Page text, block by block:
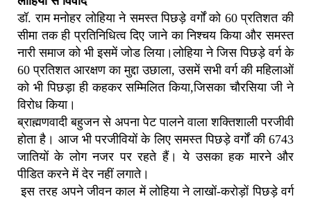
डॉ. राम मनोहर लोहिया ने समस्त पिछड़े वर्गों को 60 प्रतिशत की
सीमा तक ही प्रतिनिधित्व दिए जाने का निश्चय किया और समस्त
नारी समाज को भी इसमें जोड लिया।लोहिया ने जिस पिछड़े वर्ग के
60 प्रतिशत आरक्षण का मुद्दा उछाला, उसमें सभी वर्ग की महिलाओं
को भी पिछड़ा ही कहकर सम्मिलित किया,जिसका चौरसिया जी ने
विरोध किया।
ब्राह्मणवादी बहुजन से अपना पेट पालने वाला शक्तिशाली परजीवी
होता है। आज भी परजीवियों के लिए समस्त पिछड़े वर्गों की 6743
जातियों के लोग नजर पर रहते हैं। ये उसका हक मारने और
पीडित करने में देर नहीं लगाते।
इस तरह अपने जीवन काल में लोहिया ने लाखों-करोड़ों पिछड़े वर्ग